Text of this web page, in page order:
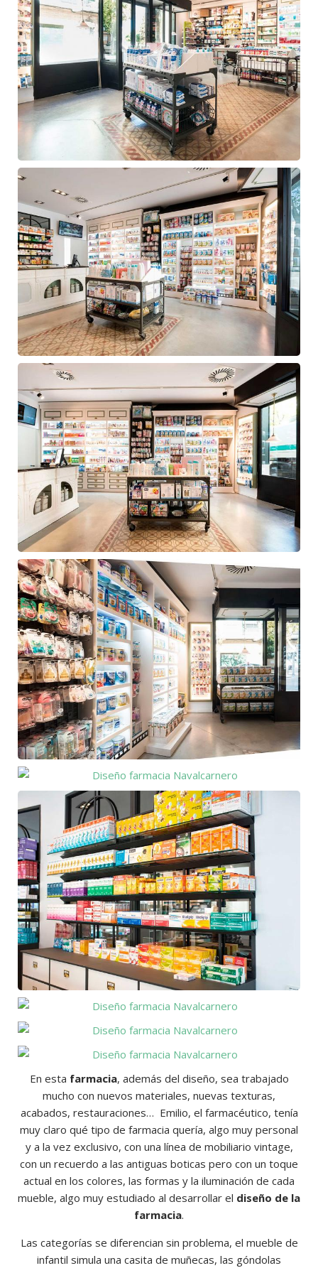
Navalcarnero
Diseño
farmacia
Navalcarnero
Diseño
Navalcarnero
Diseño
farmacia
Navalcarnero
Diseño
Navalcarnero
Diseño
farmacia
Navalcarnero
Diseño
Navalcarnero
Diseño
Navalcarnero
Diseño
Navalcarnero
Navalcarnero
En esta farmacia, además del diseño, sea trabajado
mucho con nuevos materiales, nuevas texturas,
acabados, restauraciones… Emilio, el farmacéutico, tenía
muy claro qué tipo de farmacia quería, algo muy personal
y a la vez exclusivo, con una línea de mobiliario vintage,
con un recuerdo a las antiguas boticas pero con un toque
actual en los colores, las formas y la iluminación de cada
mueble, algo muy estudiado al desarrollar el diseño de la
farmacia.
Las categorías se diferencian sin problema, el mueble de
infantil simula una casita de muñecas, las góndolas